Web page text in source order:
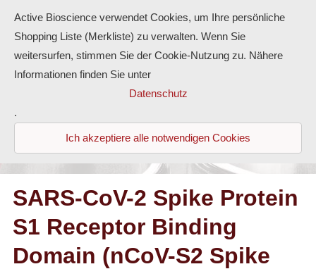
Antikörper
ELISA-Kits
Diaclone Produkte
Home
Produkte
SARS-CoV-2 Spike Protein
S1 Receptor Binding
Domain (nCoV-S2 Spike
Active Bioscience verwendet Cookies, um Ihre persönliche
Shopping Liste (Merkliste) zu verwalten. Wenn Sie
weitersurfen, stimmen Sie der Cookie-Nutzung zu. Nähere
Informationen finden Sie unter
Datenschutz
.
Ich akzeptiere alle notwendigen Cookies